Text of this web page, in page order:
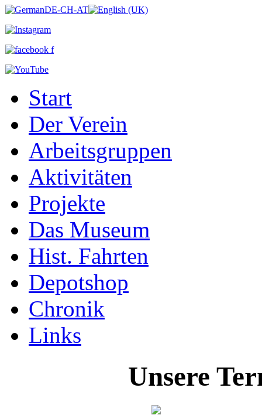
Start
Der Verein
Arbeitsgruppen
Aktivitäten
Projekte
Das Museum
Hist. Fahrten
Depotshop
Chronik
Links
Unsere